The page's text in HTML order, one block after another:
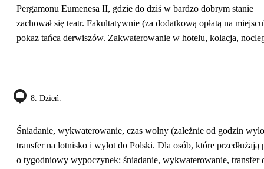
Pergamonu Eumenesa II, gdzie do dziś w bardzo dobrym stanie
zachował się teatr. Fakultatywnie (za dodatkową opłatą na
pokaz tańca derwiszów. Zakwaterowanie w hotelu, kolacja,
8. Dzień.
Śniadanie, wykwaterowanie, czas wolny (zależnie od godzin
transfer na lotnisko i wylot do Polski. Dla osób, które przedłużają
o tygodniowy wypoczynek: śniadanie, wykwaterowanie, transfer